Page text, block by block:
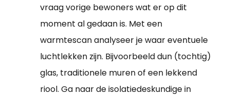
vraag vorige bewoners wat er op dit
moment al gedaan is. Met een
warmtescan analyseer je waar eventuele
luchtlekken zijn. Bijvoorbeeld dun (tochtig)
glas, traditionele muren of een lekkend
riool. Ga naar de isolatiedeskundige in